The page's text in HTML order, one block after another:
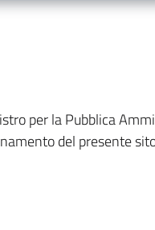
per la Pubblica
del presente